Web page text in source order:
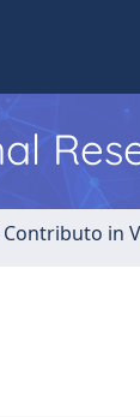
Contributo in